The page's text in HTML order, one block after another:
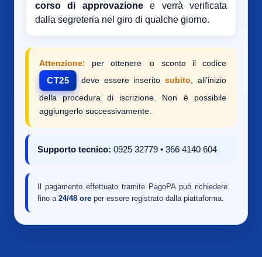
corso di approvazionee verrà verificata
dalla segreteria nel giro di qualche giorno.
Attenzione: per ottenere lo sconto il codice
CT25 deve essere inseritosubito , all’inizio
della procedura di iscrizione. Non è possibile
aggiungerlo successivamente.
Supporto tecnico: 0925 32779 • 366 4140 604
Il pagamento effettuato tramite PagoPA può richiedere
fino a 24/48 ore per essere registrato dalla piattaforma.